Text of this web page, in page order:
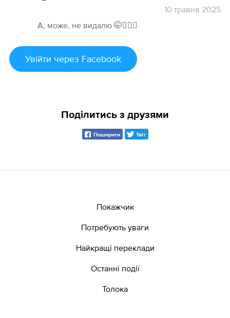
10травня 2025
А, може, не видалю 🤭🤦🏻‍♂️
Увійти через Facebook
Поділитись з друзями
Поширити Твіт
Покажчик
Потребують уваги
Найкращі переклади
Останні події
Толока